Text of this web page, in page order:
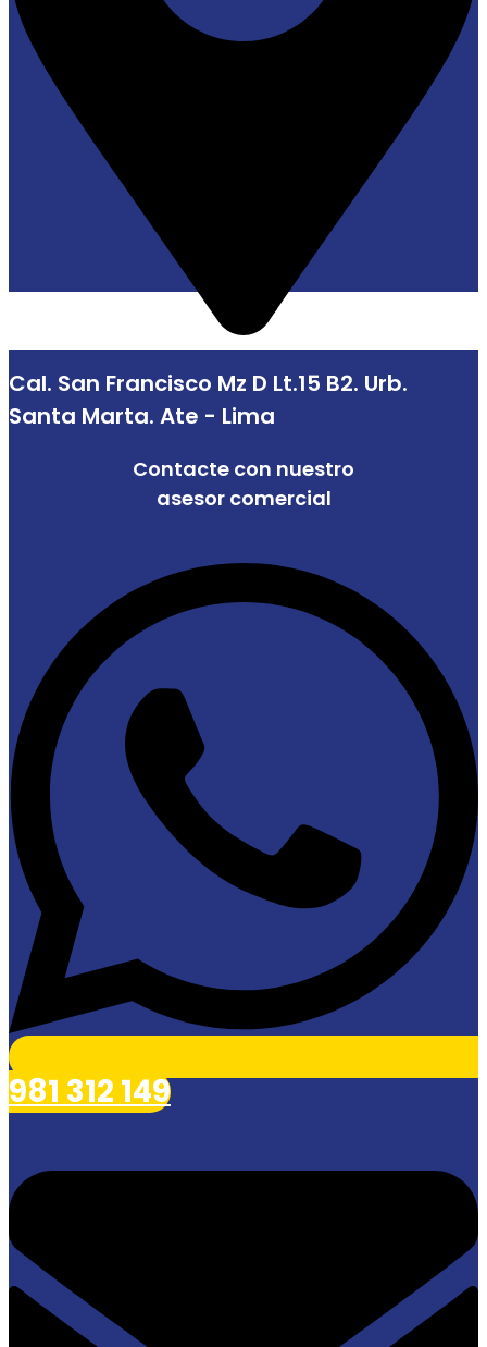
Cal. San Francisco Mz D Lt.15 B2. Urb.
Santa Marta. Ate - Lima
Contacte con nuestro
asesor comercial
981 312 149